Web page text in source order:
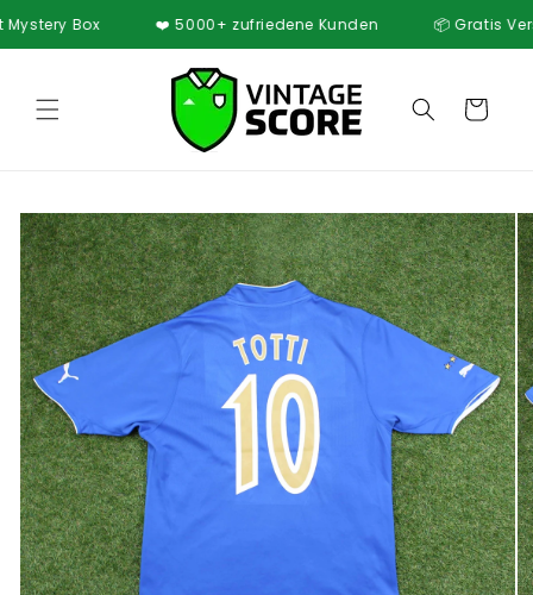
zum
Inhalt
Box❤️ 5000+ zufriedene Kunden📦 Gratis
Warenkorb